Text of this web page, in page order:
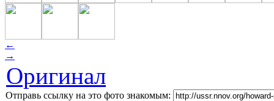
←
→
Оригинал
Отправь ссылку на это фото знакомым: